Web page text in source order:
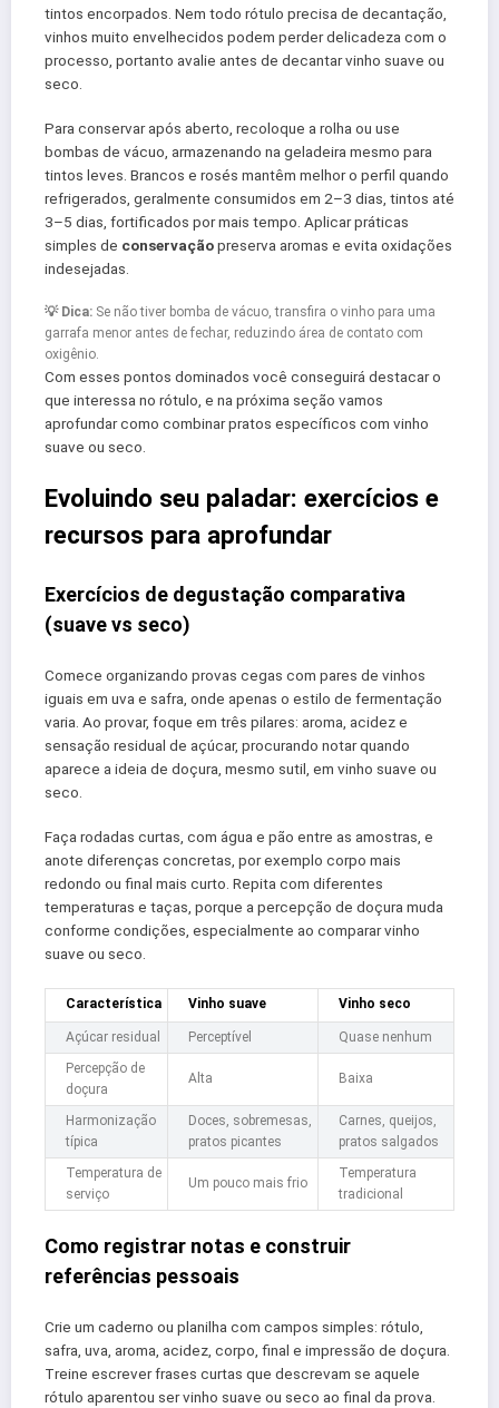
tintos encorpados. Nem todo rótulo precisa de decantação,
vinhos muito envelhecidos podem perder delicadeza com o
processo, portanto avalie antes de decantar vinho suave ou
seco.
Para conservar após aberto, recoloque a rolha ou use
bombas de vácuo, armazenando na geladeira mesmo para
tintos leves. Brancos e rosés mantêm melhor o perfil quando
refrigerados, geralmente consumidos em 2–3 dias, tintos até
3–5 dias, fortificados por mais tempo. Aplicar práticas
simples de conservaçãopreserva aromas e evita oxidações
indesejadas.
💡 Dica: Se não tiver bomba de vácuo, transfira o vinho para uma
garrafa menor antes de fechar, reduzindo área de contato com
oxigênio.
Com esses pontos dominados você conseguirá destacar o
que interessa no rótulo, e na próxima seção vamos
aprofundar como combinar pratos específicos com vinho
suave ou seco.
Evoluindo seu paladar: exercícios e
recursos para aprofundar
Exercícios de degustação comparativa
(suave vs seco)
Comece organizando provas cegas com pares de vinhos
iguais em uva e safra, onde apenas o estilo de fermentação
varia. Ao provar, foque em três pilares: aroma, acidez e
sensação residual de açúcar, procurando notar quando
aparece a ideia de doçura, mesmo sutil, em vinho suave ou
seco.
Faça rodadas curtas, com água e pão entre as amostras, e
anote diferenças concretas, por exemplo corpo mais
redondo ou final mais curto. Repita com diferentes
temperaturas e taças, porque a percepção de doçura muda
conforme condições, especialmente ao comparar vinho
suave ou seco.
Característica Vinho suave Vinho seco
Açúcar residual Perceptível
Quase nenhum
Percepção de
doçura
Alta Baixa
Harmonização
típica
Doces, sobremesas,
pratos picantes
Carnes, queijos,
pratos salgados
Temperatura de
serviço
Um pouco mais frio
Temperatura
tradicional
Como registrar notas e construir
referências pessoais
Crie um caderno ou planilha com campos simples: rótulo,
safra, uva, aroma, acidez, corpo, final e impressão de doçura.
Treine escrever frases curtas que descrevam se aquele
rótulo aparentou ser vinho suave ou seco ao final da prova.